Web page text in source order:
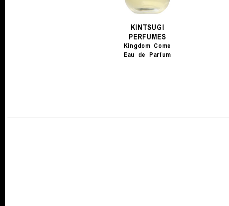
KINTSUGI
PERFUMES
Kingdom Come
Eau de Parfum